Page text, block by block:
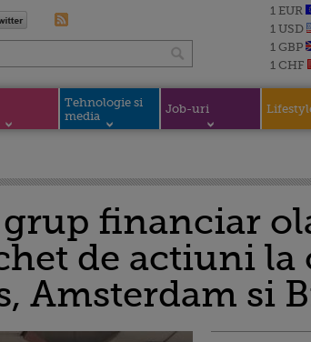
1 EUR
1 USD
1 GBP
1 CHF
Tehnologie si
media
Job-uri
financiar
de actiuni la
Amsterdam si